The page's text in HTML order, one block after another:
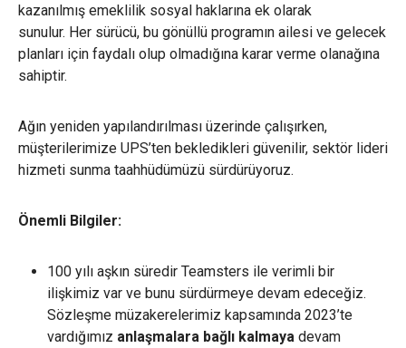
kazanılmış emeklilik sosyal haklarına ek olarak
sunulur. Her sürücü, bu gönüllü programın ailesi ve gelecek
planları için faydalı olup olmadığına karar verme olanağına
sahiptir.
Ağın yeniden yapılandırılması üzerinde çalışırken,
müşterilerimize UPS’ten bekledikleri güvenilir, sektör lideri
hizmeti sunma taahhüdümüzü sürdürüyoruz.
Önemli Bilgiler:
100 yılı aşkın süredir Teamsters ile verimli bir
ilişkimiz var ve bunu sürdürmeye devam edeceğiz.
Sözleşme müzakerelerimiz kapsamında 2023’te
vardığımız anlaşmalara bağlı kalmaya devam